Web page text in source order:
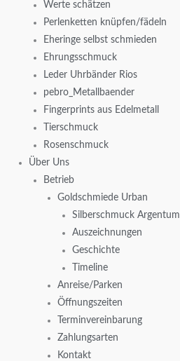
Werte schätzen
Perlenketten knüpfen/fädeln
Eheringe selbst schmieden
Ehrungsschmuck
Leder Uhrbänder Rios
pebro_Metallbaender
Fingerprints aus Edelmetall
Tierschmuck
Rosenschmuck
Über Uns
Betrieb
Goldschmiede Urban
Silberschmuck Argentum
Auszeichnungen
Geschichte
Timeline
Anreise/Parken
Öffnungszeiten
Terminvereinbarung
Zahlungsarten
Kontakt